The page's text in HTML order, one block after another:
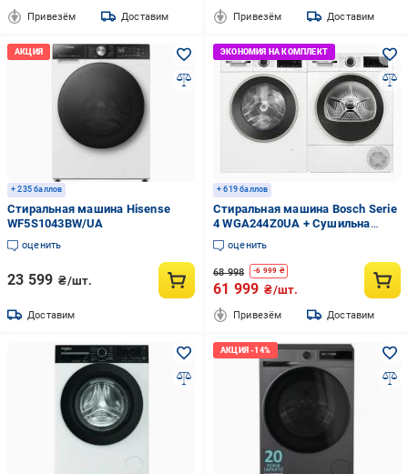
Привезём Доставим Привезём Доставим
+ 235 баллов
Стиральная машина Hisense
WF5S1043BW/UA
оценить
23 599 ₴/шт.
Доставим
+ 619 баллов
Стиральная машина Bosch Serie
4 WGA244Z0UA + Сушильна
машина Serie 4 WQG14210UA
оценить
68 998 -6 999 ₴
61 999 ₴/шт.
Привезём Доставим